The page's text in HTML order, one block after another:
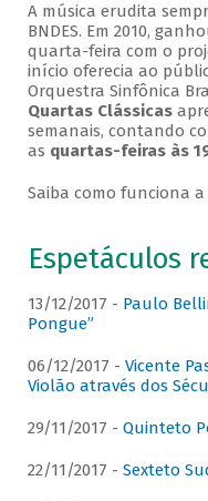
A música erudita
BNDES. Em 2010,
quarta-feira com o
início oferecia ao
Orquestra Sinfônica
Quartas Clássicas
semanais, contando
as quartas-feiras às
Saiba como funciona a
Espetáculos
13/12/2017 - Paulo
Pongue”
06/12/2017 - Vicente
Violão através dos
29/11/2017 - Quinteto
22/11/2017 - Sexteto